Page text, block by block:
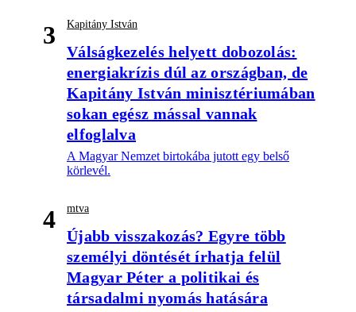
3 Kapitány István
Válságkezelés helyett dobozolás:
energiakrízis dúl az országban, de
Kapitány István minisztériumában
sokan egész mással vannak
elfoglalva
A Magyar Nemzet birtokába jutott egy belső
körlevél.
4 mtva
Újabb visszakozás? Egyre több
személyi döntését írhatja felül
Magyar Péter a politikai és
társadalmi nyomás hatására